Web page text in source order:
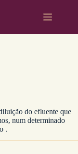
do efluente que
num determinado
.